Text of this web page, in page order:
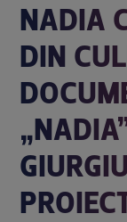
NADIA
DIN